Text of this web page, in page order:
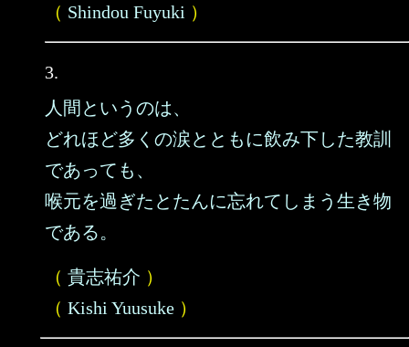
（ Shindou Fuyuki ）
3.
人間というのは、
どれほど多くの涙とともに飲み下した教訓
であっても、
喉元を過ぎたとたんに忘れてしまう生き物
である。
（ 貴志祐介 ）
（ Kishi Yuusuke ）